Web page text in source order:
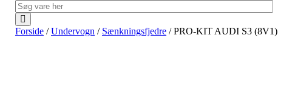
Forside /Undervogn / Sænkningsfjedre / PRO-KIT AUDI S3 (8V1)